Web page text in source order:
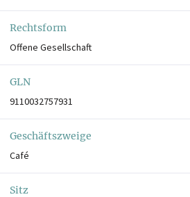
Rechtsform
Offene Gesellschaft
GLN
9110032757931
Geschäftszweige
Café
Sitz